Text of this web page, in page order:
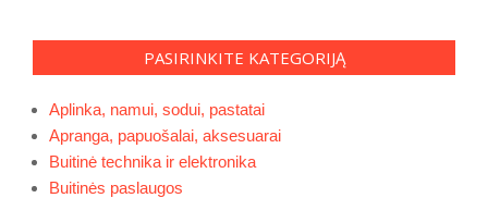
PASIRINKITE KATEGORIJĄ
Aplinka, namui, sodui, pastatai
Apranga, papuošalai, aksesuarai
Buitinė technika ir elektronika
Buitinės paslaugos